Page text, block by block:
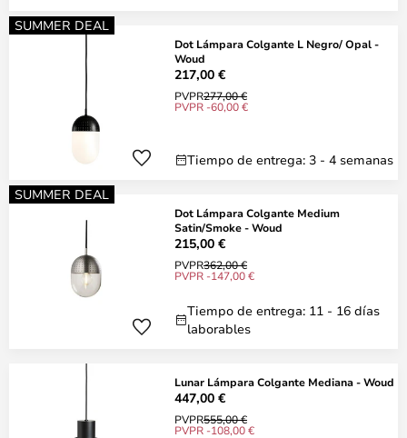
SUMMER DEAL
Dot Lámpara Colgante L Negro/ Opal -
Woud
217,00 €
PVPR277,00 €
PVPR -60,00 €
Tiempo de entrega: 3 - 4 semanas
SUMMER DEAL
Dot Lámpara Colgante Medium
Satin/Smoke - Woud
215,00 €
PVPR362,00 €
PVPR -147,00 €
Tiempo de entrega: 11 - 16 días
laborables
Lunar Lámpara Colgante Mediana - Woud
447,00 €
PVPR555,00 €
PVPR -108,00 €